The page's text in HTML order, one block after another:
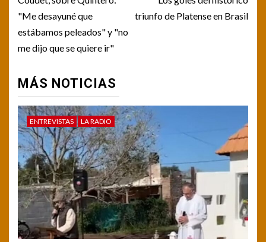
navigation
"Me desayuné que
estábamos peleados" y "no
me dijo que se quiere ir"
triunfo de Platense en Brasil
MÁS NOTICIAS
ENTREVISTAS LA RADIO